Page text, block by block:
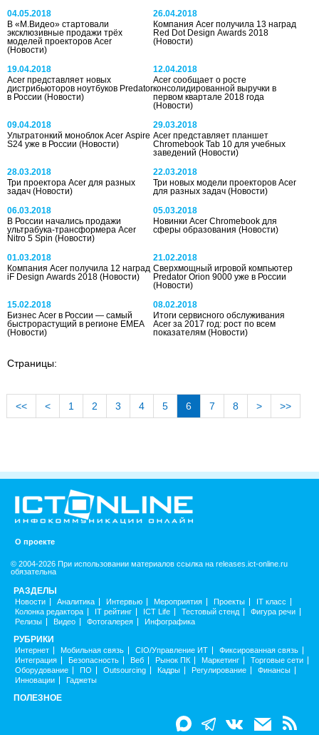
04.05.2018
В «М.Видео» стартовали
эксклюзивные продажи трёх
моделей проекторов Acer
(Новости)
26.04.2018
Компания Acer получила 13 наград
Red Dot Design Awards 2018
(Новости)
19.04.2018
Acer представляет новых
дистрибьюторов ноутбуков Predator
в России (Новости)
12.04.2018
Acer сообщает о росте
консолидированной выручки в
первом квартале 2018 года
(Новости)
09.04.2018
Ультратонкий моноблок Acer Aspire
S24 уже в России (Новости)
29.03.2018
Acer представляет планшет
Chromebook Tab 10 для учебных
заведений(Новости)
28.03.2018
Три проектора Acer для разных
задач (Новости)
22.03.2018
Три новых модели проекторов Acer
для разных задач(Новости)
06.03.2018
В России начались продажи
ультрабука-трансформера Acer
Nitro 5 Spin (Новости)
05.03.2018
Новинки Acer Chromebook для
сферы образования(Новости)
01.03.2018
Компания Acer получила 12 наград
iF Design Awards 2018 (Новости)
21.02.2018
Сверхмощный игровой компьютер
Predator Orion 9000 уже в России
(Новости)
15.02.2018
Бизнес Acer в России — самый
быстрорастущий в регионе EMEA
(Новости)
08.02.2018
Итоги сервисного обслуживания
Acer за 2017 год: рост по всем
показателям(Новости)
Страницы:
<< < 1 2 3 4 5 6 7 8 > >>
О проекте
© 2004-2026 При использовании материалов ссылка на releases.ict-online.ru
обязательна
РАЗДЕЛЫ
Новости Аналитика Интервью Мероприятия Проекты
IT класс
Колонка редактора
IT рейтинг ICT Life Тестовый стенд
Фигура речи
Релизы
Видео Фотогалерея Инфографика
РУБРИКИ
Интернет Мобильная связь CIO/Управление ИТ
Фиксированная связь
Интеграция
Безопасность Веб Рынок ПК Маркетинг
Торговые сети
Оборудование
ПО Outsourcing Кадры Регулирование
Финансы
Инновации
Гаджеты
ПОЛЕЗНОЕ